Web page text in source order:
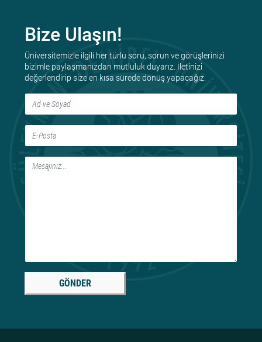
Bize Ulaşın!
Üniversitemizle ilgili her türlü soru, sorun ve görüşlerinizi
bizimle paylaşmanızdan mutluluk duyarız. İletinizi
değerlendirip size en kısa sürede dönüş yapacağız.
GÖNDER